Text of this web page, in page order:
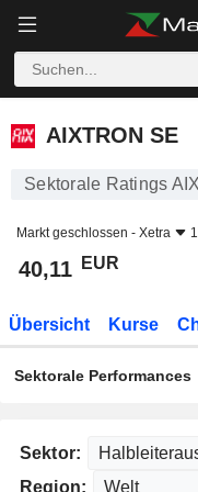
AIXTRON SE
AIXTRON SE
Sektorale Ratings
Markt geschlossen - Xetra
40,11 EUR
Übersicht Kurse
Sektorale Performances
Sektor:
Region: